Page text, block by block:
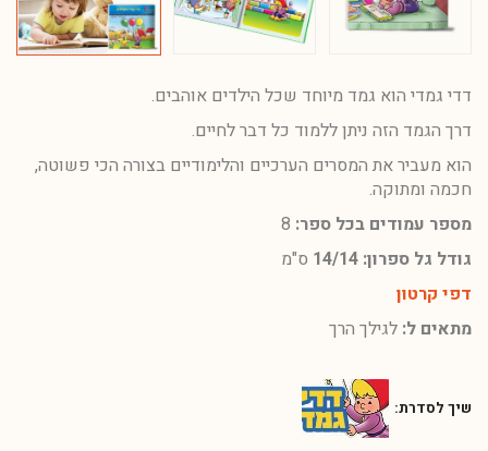
דדי גמדי הוא גמד מיוחד שכל הילדים אוהבים.
דרך הגמד הזה ניתן ללמוד כל דבר לחיים.
הוא מעביר את המסרים הערכיים והלימודיים בצורה הכי פשוטה,
חכמה ומתוקה.
מספר עמודים בכל ספר:
גודל גל ספרון: 14/14
ס"מ
דפי קרטון
מתאים ל: לגילך הרך
שיך לסדרת: